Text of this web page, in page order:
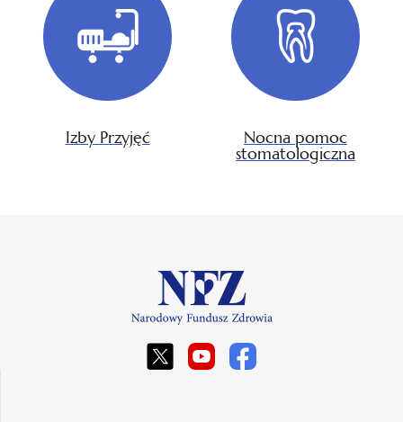
Izby Przyjęć Nocna pomoc
stomatologiczna